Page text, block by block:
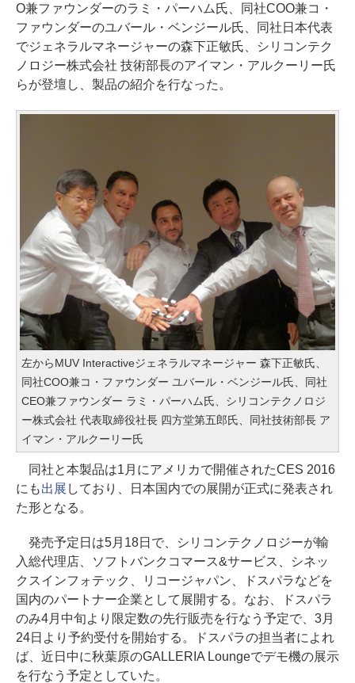
O兼ファウンダーのラミ・パーハム氏、同社COO兼コ・
ファウンダーのユバール・ベンジール氏、同社日本代表
でジェネラルマネージャーの森下正敏氏、シリコンテク
ノロジー株式会社 技術部長のアイマン・アルクーリー氏
らが登壇し、製品の紹介を行なった。
左からMUV Interactiveジェネラルマネージャー 森下正敏氏、
同社COO兼コ・ファウンダー ユバール・ベンジール氏、同社
CEO兼ファウンダー ラミ・パーハム氏、シリコンテクノロジ
ー株式会社 代表取締役社長 四方堂第五郎氏、同社技術部長 ア
イマン・アルクーリー氏
同社と本製品は1月にアメリカで開催されたCES 2016
にも出展 しており、日本国内での展開が正式に発表され
た形となる。
発売予定日は5月18日で、シリコンテクノロジーが輸
入総代理店、ソフトバンクコマース&サービス、シネッ
クスインフォテック、リコージャパン、ドスパラなどを
国内のパートナー企業として展開する。なお、ドスパラ
のみ4月中旬より限定数の先行販売を行なう予定で、3月
24日より予約受付を開始する。ドスパラの担当者によれ
ば、近日中に秋葉原のGALLERIA Loungeでデモ機の展示
を行なう予定としていた。